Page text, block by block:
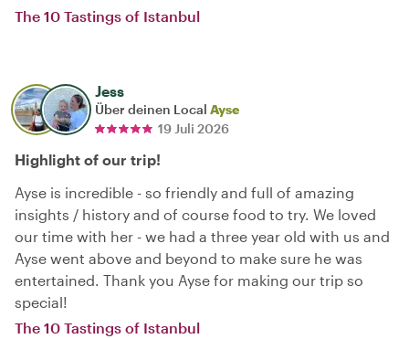
The 10 Tastings of Istanbul
Jess
Über deinen Local Ayse
19 Juli 2026
Highlight of our trip!
Ayse is incredible - so friendly and full of amazing
insights / history and of course food to try. We loved
our time with her - we had a three year old with us and
Ayse went above and beyond to make sure he was
entertained. Thank you Ayse for making our trip so
special!
The 10 Tastings of Istanbul